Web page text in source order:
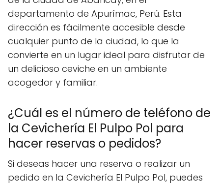
departamento de Apurímac, Perú. Esta
dirección es fácilmente accesible desde
cualquier punto de la ciudad, lo que la
convierte en un lugar ideal para disfrutar de
un delicioso ceviche en un ambiente
acogedor y familiar.
¿Cuál es el número de teléfono de
la Cevichería El Pulpo Pol para
hacer reservas o pedidos?
Si deseas hacer una reserva o realizar un
pedido en la Cevichería El Pulpo Pol, puedes